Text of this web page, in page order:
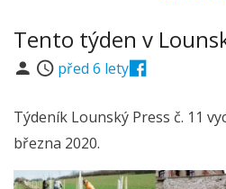
Tento týden v
před 6 lety
Týdeník Lounský Press č. 11
března 2020.